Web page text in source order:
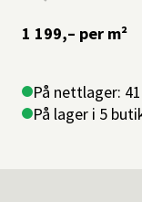
1 199,– per m²
På nettlager: 41
På lager i 5